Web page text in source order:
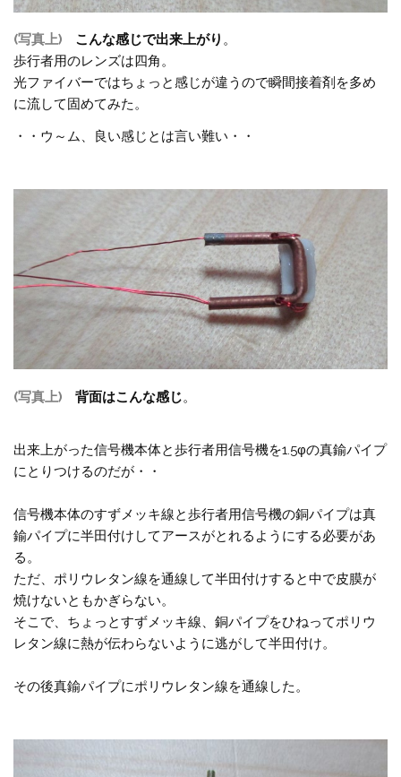
(写真上) こんな感じで出来上がり 。
歩行者用のレンズは四角。
光ファイバーではちょっと感じが違うので瞬間接着剤を多め
に流して固めてみた。
・・ウ～ム、良い感じとは言い難い・・
(写真上) 背面はこんな感じ。
出来上がった信号機本体と歩行者用信号機を1.5φの真鍮パイプ
にとりつけるのだが・・
信号機本体のすずメッキ線と歩行者用信号機の銅パイプは真
鍮パイプに半田付けしてアースがとれるようにする必要があ
る。
ただ、ポリウレタン線を通線して半田付けすると中で皮膜が
焼けないともかぎらない。
そこで、ちょっとすずメッキ線、銅パイプをひねってポリウ
レタン線に熱が伝わらないように逃がして半田付け。
その後真鍮パイプにポリウレタン線を通線した。